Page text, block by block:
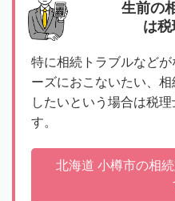
生前の
は
特に相続トラブルなど
ーズにおこないたい、
したいという場合は税
す。
北海道 小樽市の相